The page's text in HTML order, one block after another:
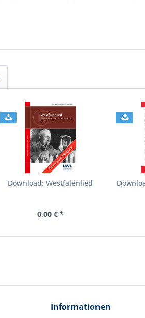
Download: Westfalenlied
0,00 € *
Informationen